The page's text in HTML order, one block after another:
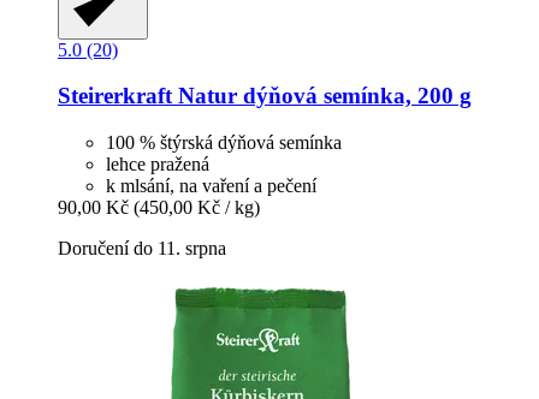
5.0 (20)
SteirerkraftNatur dýňová semínka, 200 g
100 % štýrská dýňová semínka
lehce pražená
k mlsání, na vaření a pečení
90,00 Kč (450,00 Kč / kg)
Doručení do 11. srpna